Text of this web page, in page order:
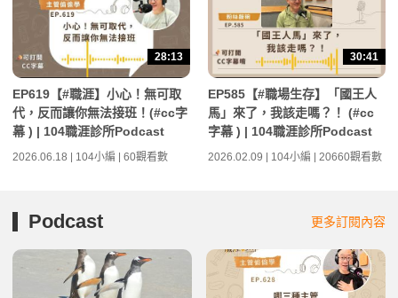
28:13
EP619【#職涯】小心！無可取
代，反而讓你無法接班！(#cc字
幕 ) | 104職涯診所Podcast
2026.06.18 | 104小編 | 60觀看數
30:41
EP585【#職場生存】「國王人
馬」來了，我該走嗎？！ (#cc
字幕 ) | 104職涯診所Podcast
2026.02.09 | 104小編 | 20660觀看數
Podcast 更多訂閱內容